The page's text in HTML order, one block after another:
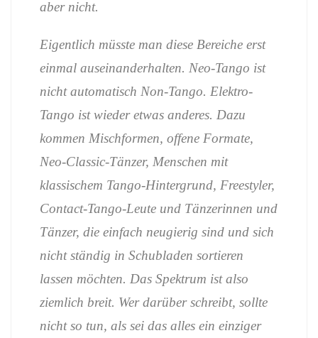
aber nicht.
Eigentlich müsste man diese Bereiche erst
einmal auseinanderhalten. Neo-Tango ist
nicht automatisch Non-Tango. Elektro-
Tango ist wieder etwas anderes. Dazu
kommen Mischformen, offene Formate,
Neo-Classic-Tänzer, Menschen mit
klassischem Tango-Hintergrund, Freestyler,
Contact-Tango-Leute und Tänzerinnen und
Tänzer, die einfach neugierig sind und sich
nicht ständig in Schubladen sortieren
lassen möchten. Das Spektrum ist also
ziemlich breit. Wer darüber schreibt, sollte
nicht so tun, als sei das alles ein einziger